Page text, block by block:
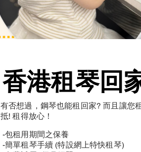
香港租琴回
香港租琴回
有否想過，鋼琴也能租回家? 而且讓您
抵! 租得放心！
-包租用期間之保養
-簡單租琴手續 (特設網上特快租琴)